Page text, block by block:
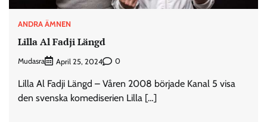
ANDRA ÄMNEN
Lilla Al Fadji Längd
Mudasra April 25, 2024 0
Lilla Al Fadji Längd – Våren 2008 började Kanal 5 visa
den svenska komediserien Lilla […]